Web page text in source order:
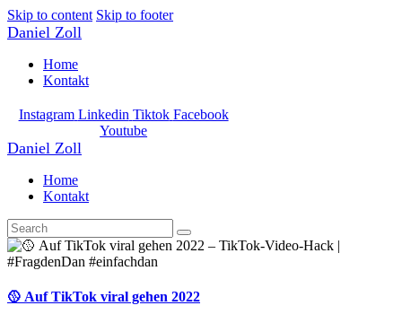
Skip to content Skip to footer
Daniel Zoll
Home
Kontakt
Instagram Linkedin Tiktok Facebook
Youtube
Daniel Zoll
Home
Kontakt
🥎 Auf TikTok viral gehen 2022